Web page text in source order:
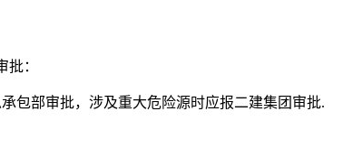
：
包部审批，涉及重大危险源时应报二建集团审批.